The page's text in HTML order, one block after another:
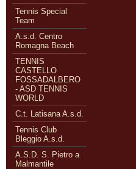
Tennis Special
Team
A.s.d. Centro
Romagna Beach
TENNIS
CASTELLO
FOSSADALBERO
- ASD TENNIS
WORLD
C.t. Latisana A.s.d.
Tennis Club
Bleggio A.s.d.
A.S.D. S. Pietro a
Malmantile